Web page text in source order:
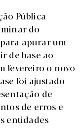
Pública
do
apurar um
de base ao
fevereiro o novo
foi ajustado
de
de erros e
entidades